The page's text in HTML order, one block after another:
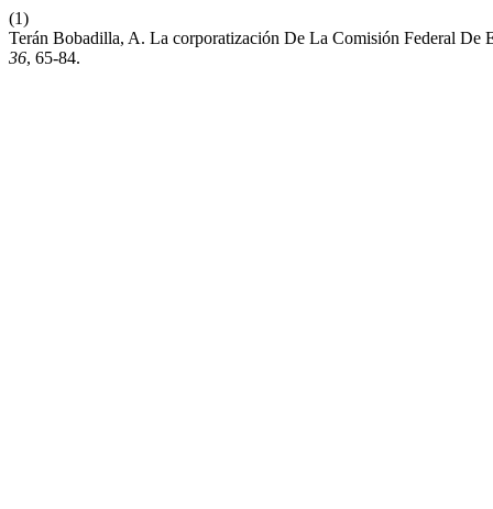
(1)
Terán Bobadilla, A. La corporatización De La Comisión Federal
36, 65-84.